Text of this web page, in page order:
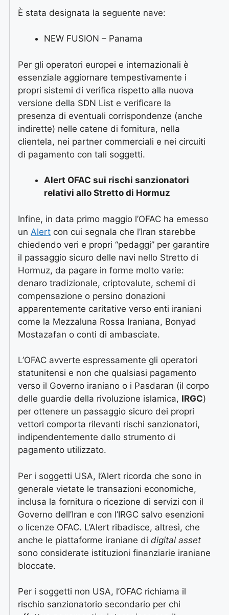
È stata designata la seguente nave:
NEW FUSION – Panama
Per gli operatori europei e internazionali è
essenziale aggiornare tempestivamente i
propri sistemi di verifica rispetto alla nuova
versione della SDN List e verificare la
presenza di eventuali corrispondenze (anche
indirette) nelle catene di fornitura, nella
clientela, nei partner commerciali e nei circuiti
di pagamento con tali soggetti.
Alert OFAC sui rischi sanzionatori
relativi allo Stretto di Hormuz
Infine, in data primo maggio l’OFAC ha emesso
un Alert con cui segnala che l’Iran starebbe
chiedendo veri e propri “pedaggi” per garantire
il passaggio sicuro delle navi nello Stretto di
Hormuz, da pagare in forme molto varie:
denaro tradizionale, criptovalute, schemi di
compensazione o persino donazioni
apparentemente caritative verso enti iraniani
come la Mezzaluna Rossa Iraniana, Bonyad
Mostazafan o conti di ambasciate.
L’OFAC avverte espressamente gli operatori
statunitensi e non che qualsiasi pagamento
verso il Governo iraniano o i Pasdaran (il corpo
delle guardie della rivoluzione islamica, IRGC)
per ottenere un passaggio sicuro dei propri
vettori comporta rilevanti rischi sanzionatori,
indipendentemente dallo strumento di
pagamento utilizzato.
Per i soggetti USA, l’Alert ricorda che sono in
generale vietate le transazioni economiche,
inclusa la fornitura o ricezione di servizi con il
Governo dell’Iran e con l’IRGC salvo esenzioni
o licenze OFAC. L’Alert ribadisce, altresì, che
anche le piattaforme iraniane di digital asset
sono considerate istituzioni finanziarie iraniane
bloccate.
Per i soggetti non USA, l’OFAC richiama il
rischio sanzionatorio secondario per chi